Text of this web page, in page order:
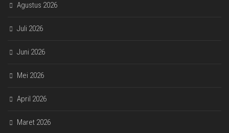
Agustus 2026
Juli 2026
Juni 2026
Mei 2026
April 2026
Maret 2026